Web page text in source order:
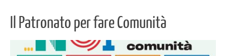
Il Patronato per fare Comunità